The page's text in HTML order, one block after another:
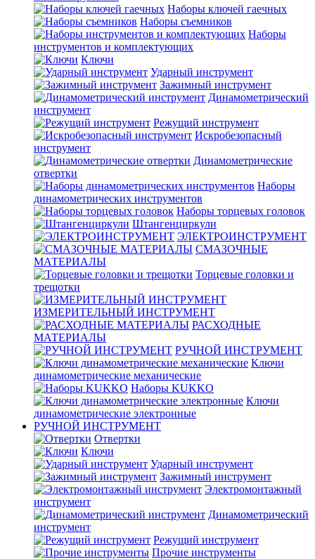
Наборы ключей гаечных
Наборы съемников
Наборы
инструментов и комплектующих
Ключи
Ударный инструмент
Зажимный инструмент
Динамометрический
инструмент
Режущий инструмент
Искробезопасный
инструмент
Динамометрические
отвертки
Наборы
динамометрических инструментов
Наборы торцевых головок
Штангенциркули
ЭЛЕКТРОИНСТРУМЕНТ
СМАЗОЧНЫЕ
МАТЕРИАЛЫ
Торцевые головки и
трещотки
ИЗМЕРИТЕЛЬНЫЙ ИНСТРУМЕНТ
РАСХОДНЫЕ
МАТЕРИАЛЫ
РУЧНОЙ ИНСТРУМЕНТ
Ключи
динамометрические механические
Наборы KUKKO
Ключи
динамометрические электронные
РУЧНОЙ ИНСТРУМЕНТ
Отвертки
Ключи
Ударный инструмент
Зажимный инструмент
Электромонтажный
инструмент
Динамометрический
инструмент
Режущий инструмент
Прочие инструменты